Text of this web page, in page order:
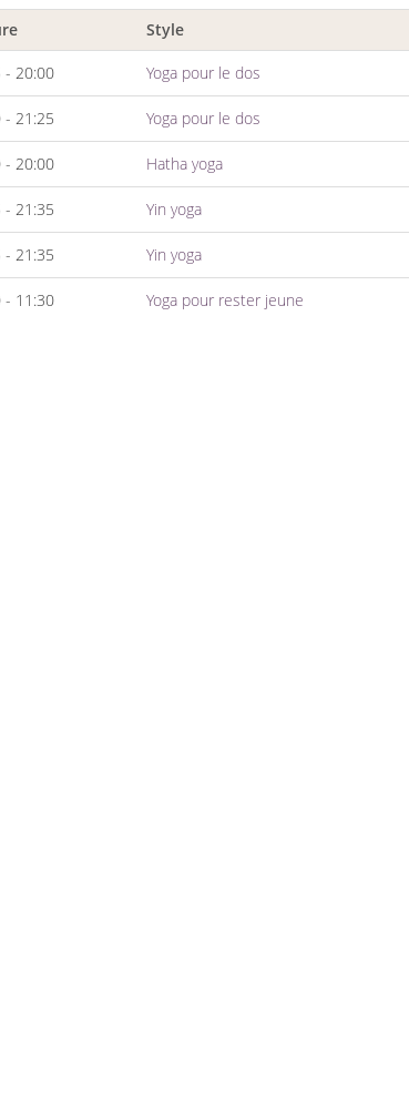
Style
- 20:00 Yoga pour le dos
- 21:25 Yoga pour le dos
- 20:00 Hatha yoga
- 21:35 Yin yoga
- 21:35 Yin yoga
- 11:30 Yoga pour rester jeune